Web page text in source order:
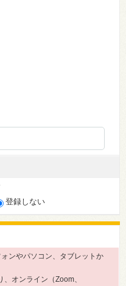
登録しない
ンやパソコン、タブレットか
オンライン（Zoom、